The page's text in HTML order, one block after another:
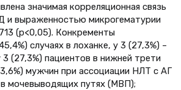
значимая корреляционная связь
и выраженностью микрогематурии
(р<0,05). Конкременты
случаях в лоханке, у 3 (27,3%) –
3 (27,3%) пациентов в нижней трети
мужчин при ассоциации НЛТ с АГ
мочевыводящих путях (МВП);